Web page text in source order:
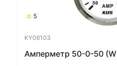
5
KY06103
Амперметр 50-0-50